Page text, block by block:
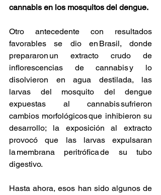
cannabis en los mosquitos del dengue.
Otro antecedente con resultados
favorables se dio en Brasil, donde
prepararon un extracto crudo de
inflorescencias de cannabis y lo
disolvieron en agua destilada, las
larvas del mosquito del dengue
expuestas al cannabis sufrieron
cambios morfológicos que inhibieron su
desarrollo; la exposición al extracto
provocó que las larvas expulsaran
la membrana peritrófica de su tubo
digestivo.
Hasta ahora, esos han sido algunos de